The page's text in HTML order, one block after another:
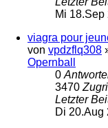
Mi 18.Sep
viagra pour
von vpdzflq308
Opernball
0
3470
Letzter
Di 20.Aug